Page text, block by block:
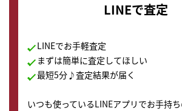
LINEで査定
LINEでお手軽査定
まずは簡単に査定してほしい
最短5分♪査定結果が届く
いつも使っているLINEアプリでお手持